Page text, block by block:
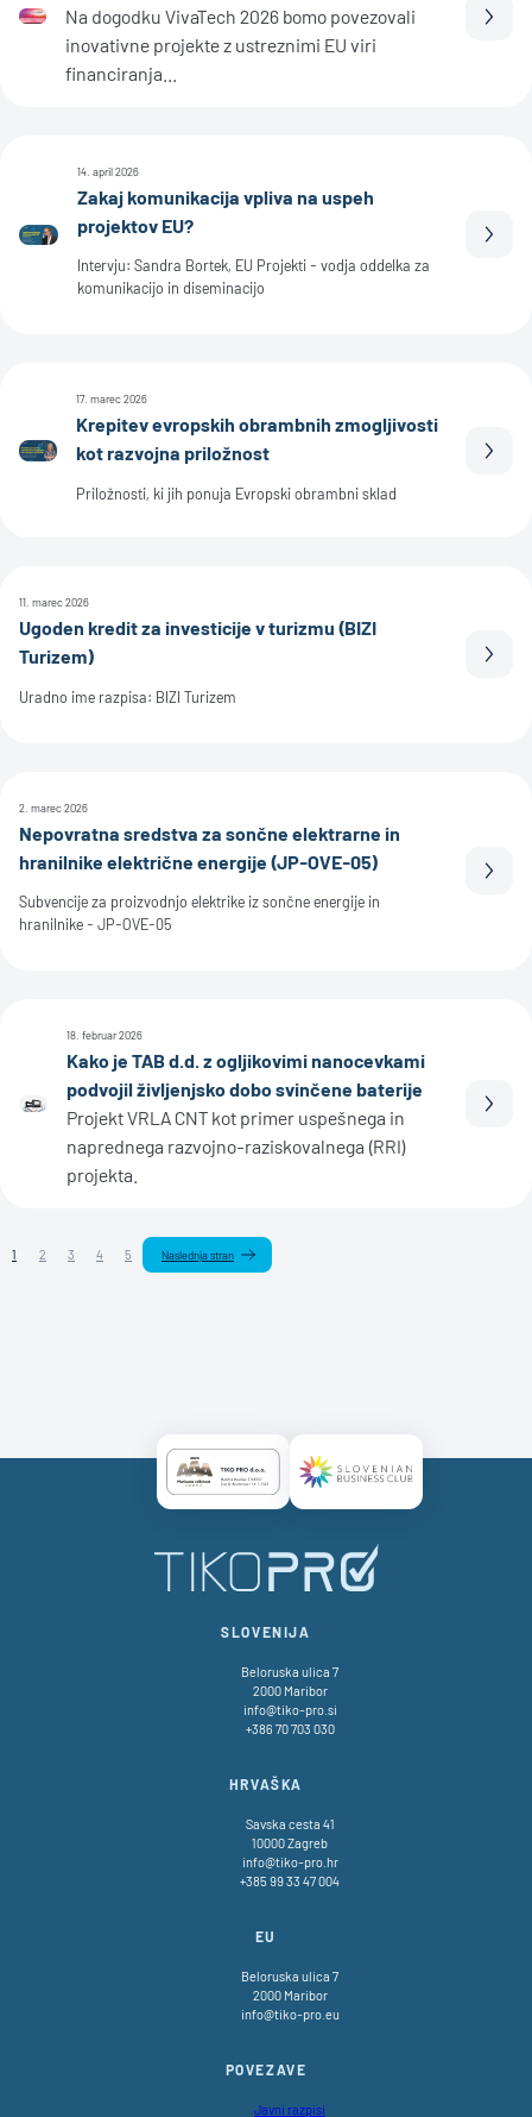
Na dogodku VivaTech 2026 bomo povezovali
inovativne projekte z ustreznimi EU viri
financiranja...
14. april 2026
Zakaj komunikacija vpliva na uspeh
projektov EU?
Intervju: Sandra Bortek, EU Projekti - vodja oddelka za
komunikacijo in diseminacijo
17. marec 2026
Krepitev evropskih obrambnih zmogljivosti
kot razvojna priložnost
Priložnosti, ki jih ponuja Evropski obrambni sklad
11. marec 2026
Ugoden kredit za investicije v turizmu (BIZI
Turizem)
Uradno ime razpisa: BIZI Turizem
2. marec 2026
Nepovratna sredstva za sončne elektrarne in
hranilnike električne energije (JP-OVE-05)
Subvencije za proizvodnjo elektrike iz sončne energije in
hranilnike - JP-OVE-05
18. februar 2026
Kako je TAB d.d. z ogljikovimi nanocevkami
podvojil življenjsko dobo svinčene baterije
Projekt VRLA CNT kot primer uspešnega in
naprednega razvojno-raziskovalnega (RRI)
projekta.
1 2 3 4 5 Naslednja stran
Certificate AAA LogoCertificate SBC Logo
SLOVENIJA
Beloruska ulica 7
2000 Maribor
info@tiko-pro.si
+386 70 703 030
HRVAŠKA
Savska cesta 41
10000 Zagreb
info@tiko-pro.hr
+385 99 33 47 004
EU
Beloruska ulica 7
2000 Maribor
info@tiko-pro.eu
POVEZAVE
Javni razpisi